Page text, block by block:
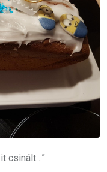
csinált…”